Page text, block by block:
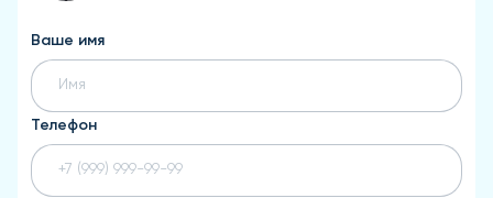
Ваше имя
Телефон